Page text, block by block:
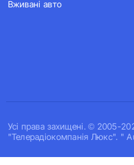
Усi права захищенi. © 2005-
"Телерадіокомпанія Люкс". "
Вживані авто